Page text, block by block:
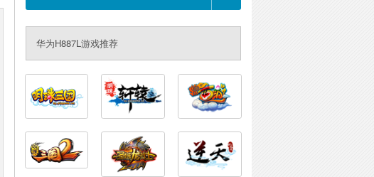
华为H887L游戏推荐